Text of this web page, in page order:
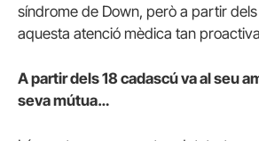
síndrome de Down, però a partir
aquesta atenció mèdica tan
A partir dels 18 cadascú va al seu
seva mútua…